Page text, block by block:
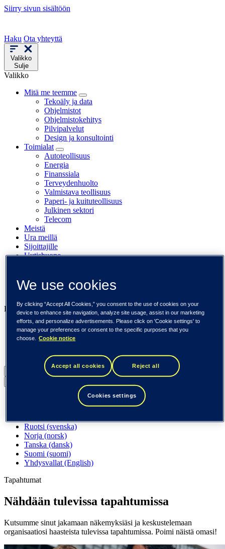
Siirry sivun sisältöön
Haku Ota yhteyttä
Valikko
Sulje
Valikko
Mitä me teemme
Tekoäly ja data
Ohjelmistot
Ohjelmistokehitys
Pilvipalvelut
Design ja konsultointi
Toimialat
Autoteollisuus
Energia
Finanssiala
Terveydenhuolto
Valmistava teollisuus
Paperi- ja kuituteollisuus
Julkinen sektori
Telecom
Meistä
Ura meillä
Sijoittajille
Uutishuone
Tapahtumat
Näkemyksiä
Liiketoimintamme
Tieto Banktech
Tieto Caretech
Tieto Indtech
Tieto Tech Consulting
Suomi (suomi)
Globaali (English)
Ruotsi (svenska)
Norja (norsk)
Tanska (dansk)
Suomi (suomi)
Yhdysvallat (English)
Tapahtumat
Nähdään tulevissa tapahtumissa
Kutsumme sinut jakamaan näkemyksiäsi ja keskustelemaan
organisaatiosi haasteista tulevissa tapahtumissa. Poimi näistä omasi!
We use cookies
By clicking “Accept All Cookies,” you consent to the use of cookies on your
device to enhance site navigation, analyze site usage, assist in our marketing
efforts, and personalize advertisements. Please click on 'Cookie settings' to
manage your preferences or consent to the specific purposes that you
choose.
Cookie notice
Accept all cookies Reject all
Cookies settings